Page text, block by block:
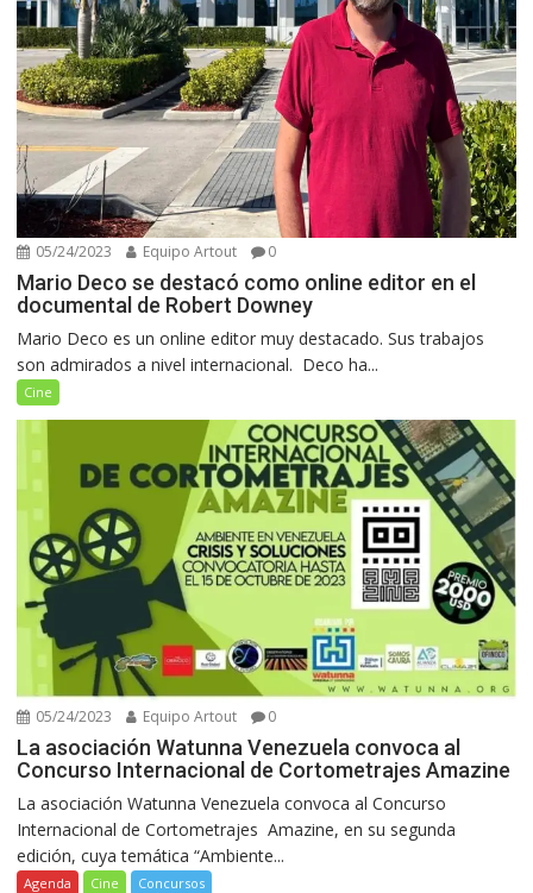
05/24/2023 Equipo Artout 0
Mario Deco se destacó como online editor en el
documental de Robert Downey
Mario Deco es un online editor muy destacado. Sus trabajos
son admirados a nivel internacional. Deco ha...
Cine
05/24/2023 Equipo Artout 0
La asociación Watunna Venezuela convoca al
Concurso Internacional de Cortometrajes Amazine
La asociación Watunna Venezuela convoca al Concurso
Internacional de Cortometrajes Amazine, en su segunda
edición, cuya temática “Ambiente...
Agenda Cine Concursos